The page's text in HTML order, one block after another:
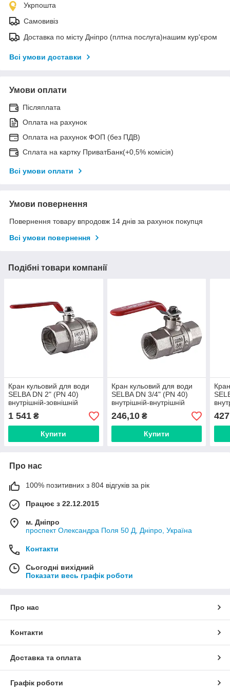
Укрпошта
Самовивіз
Доставка по місту Дніпро (плтна послуга)нашим кур'єром
Всі умови доставки
Умови оплати
Післяплата
Оплата на рахунок
Оплата на рахунок ФОП (без ПДВ)
Сплата на картку ПриватБанк(+0,5% комісія)
Всі умови оплати
Умови повернення
Повернення товару впродовж 14 днів за рахунок покупця
Всі умови повернення
Подібні товари компанії
Кран кульовий для води
SELBA DN 2" (PN 40)
внутрішній-зовнішній
SL1505
1 541 ₴
Купити
Кран кульовий для води
SELBA DN 3/4" (PN 40)
внутрішній-внутрішній
SL1506
246,10₴
Купити
Про нас
100% позитивних з 804 відгуків за рік
Працює з 22.12.2015
м. Дніпро
проспект Олександра Поля 50 Д, Дніпро, Україна
Контакти
Сьогодні вихідний
Показати весь графік роботи
Про нас
Контакти
Доставка та оплата
Графік роботи